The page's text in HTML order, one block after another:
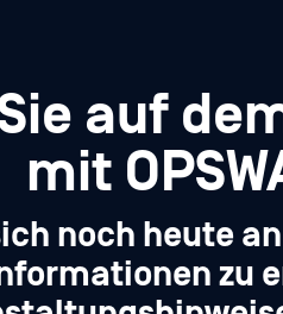
auf
mit
noch heute
zu